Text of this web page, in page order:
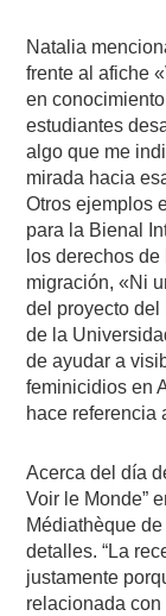
Natalia
frente al afiche
en
estudiantes
algo que me
mirada hacia
Otros ejemplos
para la Bienal
los derechos
migración, «Ni
del proyecto del
de la
de ayudar a
feminicidios en
hace referencia
Acerca del día
Voir le Monde”
Médiathèque
detalles. “La
justamente
relacionada